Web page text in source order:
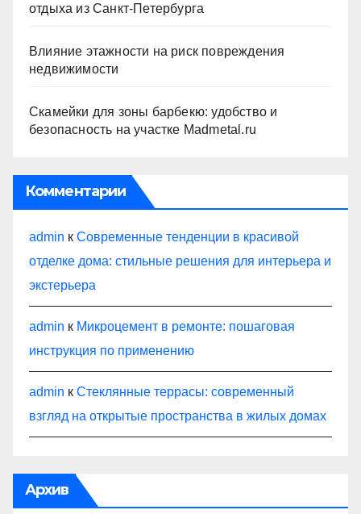
отдыха из Санкт-Петербурга
Влияние этажности на риск повреждения
недвижимости
Скамейки для зоны барбекю: удобство и
безопасность на участке Madmetal.ru
Комментарии
admin к Современные тенденции в красивой
отделке дома: стильные решения для интерьера и
экстерьера
admin к Микроцемент в ремонте: пошаговая
инструкция по применению
admin к Стеклянные террасы: современный
взгляд на открытые пространства в жилых домах
Архив